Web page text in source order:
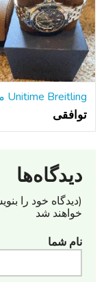
توافقی
دیدگاه‌ها
(دیدگاه خود را
خواهند شد
نام شما